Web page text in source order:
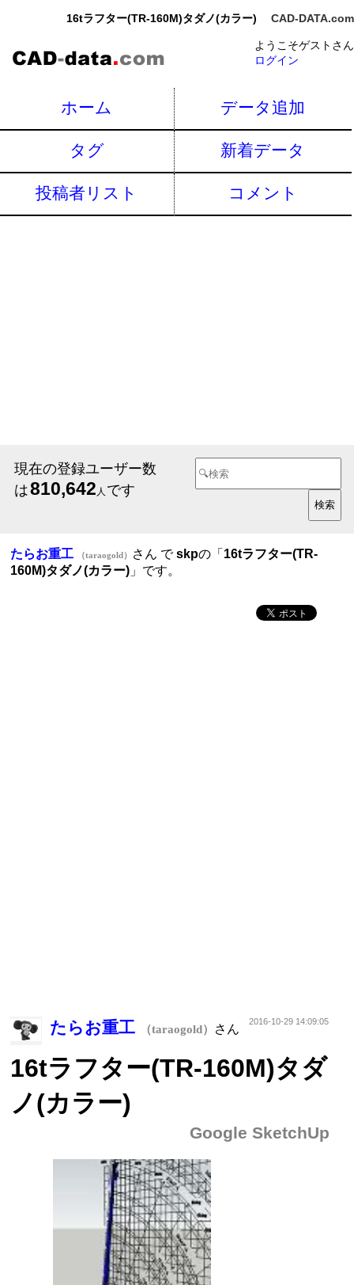
16tラフター(TR-160M)タダノ(カラー) CAD-DATA.com
ようこそゲストさん
ログイン
ホーム データ追加
タグ 新着データ
投稿者リスト コメント
現在の登録ユーザー数
は810,642 人 です
たらお重工 （taraogold） さん でskpの「 16tラフター(TR-
160M)タダノ(カラー) 」です。
たらお重工 （taraogold） さん
2016-10-29 14:09:05
16tラフター(TR-160M)タダ
ノ(カラー)
Google SketchUp